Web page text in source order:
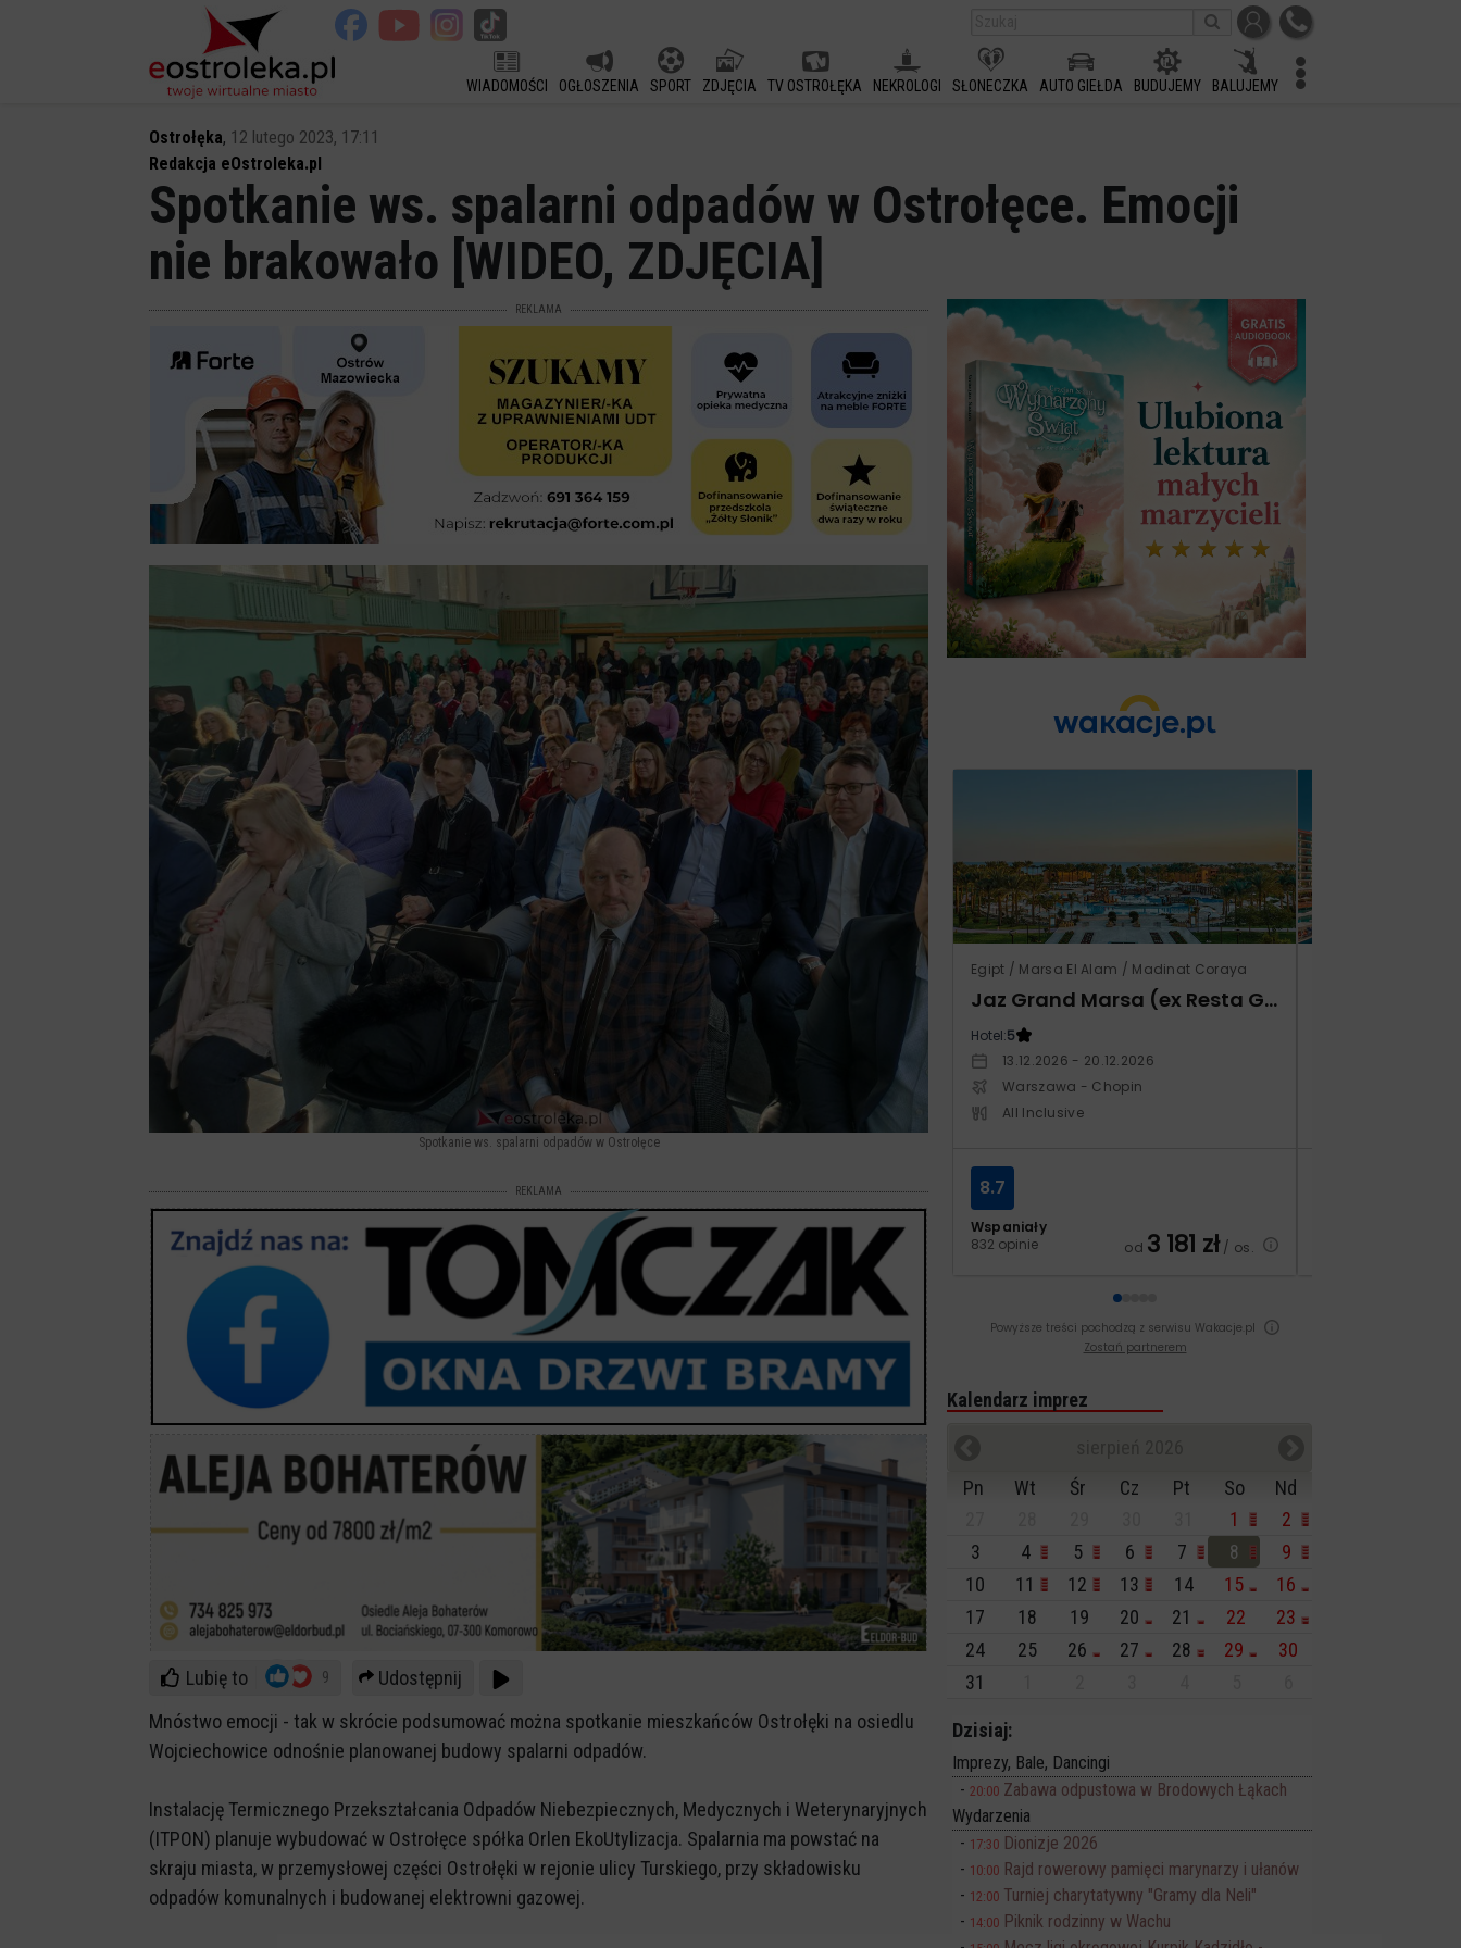
WIADOMOŚCI OGŁOSZENIA SPORT ZDJĘCIA TV OSTROŁĘKA NEKROLOGI SŁONECZKA AUTO GIEŁDA BUDUJEMY BALUJEMY
Ostrołęka, 12 lutego 2023, 17:11
Redakcja eOstroleka.pl
Spotkanie ws. spalarni odpadów w Ostrołęce. Emocji
nie brakowało [WIDEO, ZDJĘCIA]
REKLAMA
Spotkanie ws. spalarni odpadów w Ostrołęce
REKLAMA
Lubię to 9
Udostępnij
Mnóstwo emocji - tak w skrócie podsumować można spotkanie mieszkańców Ostrołęki na osiedlu
Wojciechowice odnośnie planowanej budowy spalarni odpadów.
Instalację Termicznego Przekształcania Odpadów Niebezpiecznych, Medycznych i Weterynaryjnych
(ITPON) planuje wybudować w Ostrołęce spółka Orlen EkoUtylizacja. Spalarnia ma powstać na
skraju miasta, w przemysłowej części Ostrołęki w rejonie ulicy Turskiego, przy składowisku
odpadów komunalnych i budowanej elektrowni gazowej.
Egipt / Marsa El Alam / Madinat Coraya
Jaz Grand Marsa (ex Resta Grand Resort)
Hotel:5
13.12.2026 - 20.12.2026
Warszawa - Chopin
All Inclusive
Wspaniały
832 opinie
8.7
od 3 181 zł/ os.
Powyższe treści pochodzą z serwisu Wakacje.pl
Zostań partnerem
Kalendarz imprez
Pn
Wt Śr Cz Pt So
Nd
1
2
3
4 5 6 7 8
9
10
11 12 13 14 15
16
17
18 19 20 21 22
23
24
25 26 27 28 29
30
31
Dzisiaj:
Imprezy, Bale, Dancingi
20:00 Zabawa odpustowa w Brodowych Łąkach
Wydarzenia
17:30 Dionizje 2026
10:00 Rajd rowerowy pamięci marynarzy i ułanów
12:00 Turniej charytatywny "Gramy dla Neli"
14:00 Piknik rodzinny w Wachu